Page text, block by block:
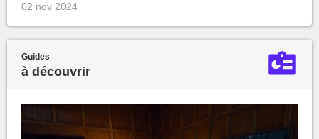
02 nov 2024
Guides
à découvrir